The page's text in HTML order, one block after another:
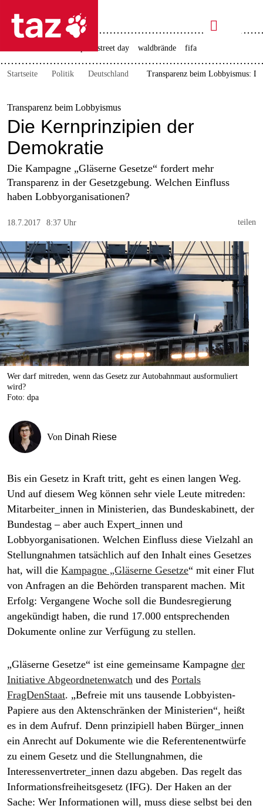
 taz zahl ich
taz zahl ich
themen
politik
gesellschaft
sport
berlin
nord
wahrheit
verlag
verlag
veranstaltungen
fragen & hilfe
abo
genossenschaft
epaper login

taz zahl ich
christopher street day waldbrände fifa
Startseite Politik Deutschland Transparenz beim Lobbyismus:
Transparenz beim Lobbyismus
Die Kernprinzipien der
Demokratie
Die Kampagne „Gläserne Gesetze“ fordert mehr
Transparenz in der Gesetzgebung. Welchen Einfluss
haben Lobbyorganisationen?
18.7.2017 8:37 Uhr teilen
Wer darf mitreden, wenn das Gesetz zur Autobahnmaut ausformuliert
wird?
Foto: dpa
Von Dinah Riese
Bis ein Gesetz in Kraft tritt, geht es einen langen Weg.
Und auf diesem Weg können sehr viele Leute mitreden:
Mitarbeiter_innen in Ministerien, das Bundeskabinett, der
Bundestag – aber auch Expert_innen und
Lobbyorganisationen. Welchen Einfluss diese Vielzahl an
Stellungnahmen tatsächlich auf den Inhalt eines Gesetzes
hat, will die Kampagne „Gläserne Gesetze“ mit einer Flut
von Anfragen an die Behörden transparent machen. Mit
Erfolg: Vergangene Woche soll die Bundesregierung
angekündigt haben, die rund 17.000 entsprechenden
Dokumente online zur Verfügung zu stellen.
„Gläserne Gesetze“ ist eine gemeinsame Kampagne der
Initiative Abgeordnetenwatch und des Portals
FragDenStaat. „Befreie mit uns tausende Lobbyisten-
Papiere aus den Aktenschränken der Ministerien“, heißt
es in dem Aufruf. Denn prinzipiell haben Bürger_innen
ein Anrecht auf Dokumente wie die Referentenentwürfe
zu einem Gesetz und die Stellungnahmen, die
Interessenvertreter_innen dazu abgeben. Das regelt das
Informationsfreiheitsgesetz (IFG). Der Haken an der
Sache: Wer Informationen will, muss diese selbst bei den